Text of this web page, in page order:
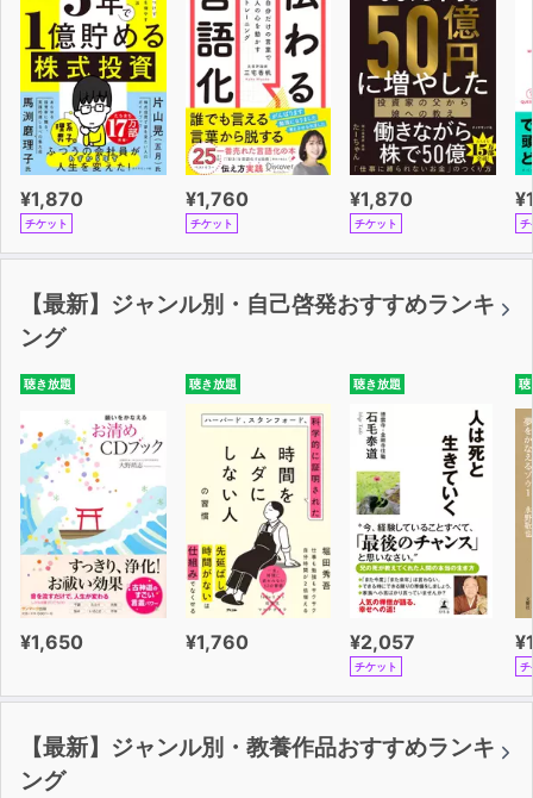
¥1,870
チケット
¥1,760
チケット
¥1,870
チケット チ
【最新】ジャンル別・自己啓発おすすめランキ
ング
聴き放題
¥1,650
聴き放題
¥1,760
聴き放題
¥2,057
チケット
聴
チ
【最新】ジャンル別・教養作品おすすめランキ
ング